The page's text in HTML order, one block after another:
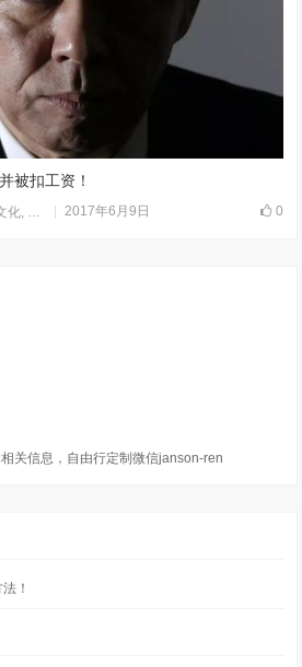
被扣工资！
化, 走进日本2017年6月9日 0
关信息，自由行定制微信janson-ren
！